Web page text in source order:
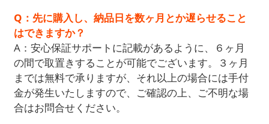
Q：先に購入し、納品日を数ヶ月とか遅らせること
はできますか？
A：安心保証サポートに記載があるように、６ヶ月
の間で取置きすることが可能でございます。３ヶ月
までは無料で承りますが、それ以上の場合には手付
金が発生いたしますので、ご確認の上、ご不明な場
合はお問合せください。